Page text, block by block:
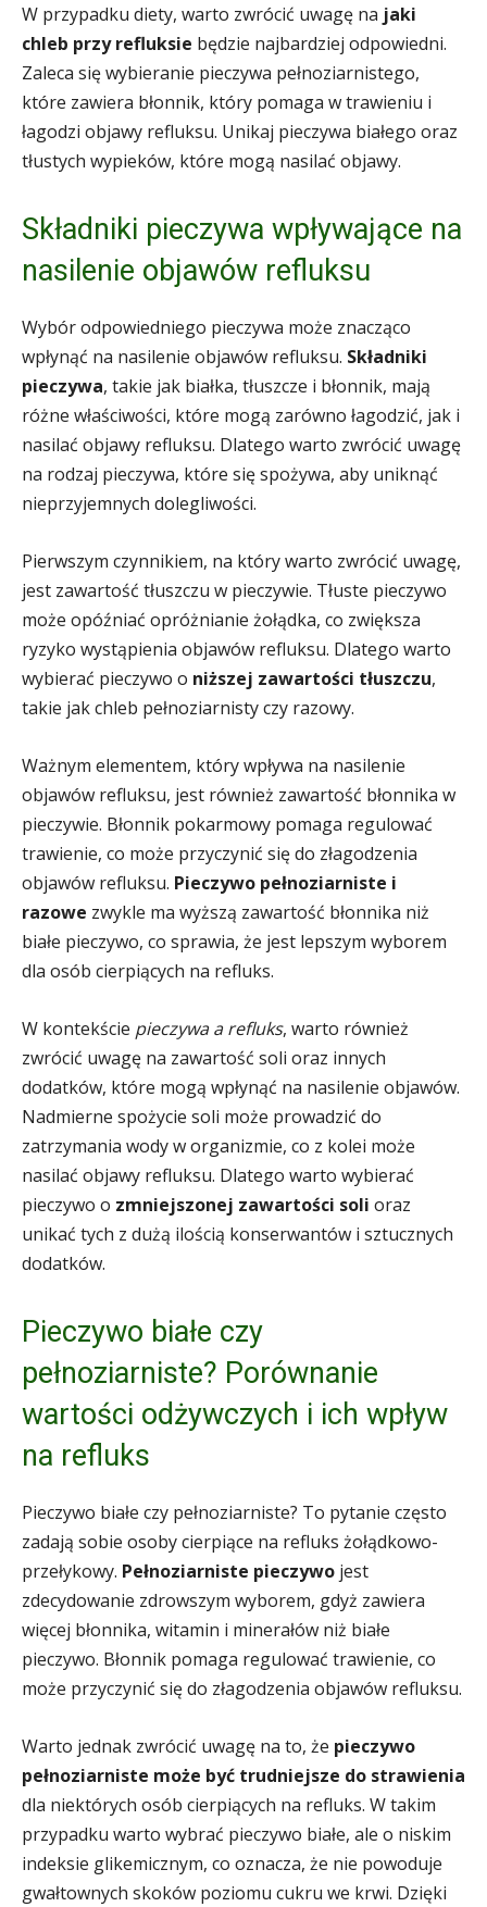
W przypadku diety, warto zwrócić uwagę na jaki
chleb przy refluksie będzie najbardziej odpowiedni.
Zaleca się wybieranie pieczywa pełnoziarnistego,
które zawiera błonnik, który pomaga w trawieniu i
łagodzi objawy refluksu. Unikaj pieczywa białego oraz
tłustych wypieków, które mogą nasilać objawy.
Składniki pieczywa wpływające na
nasilenie objawów refluksu
Wybór odpowiedniego pieczywa może znacząco
wpłynąć na nasilenie objawów refluksu. Składniki
pieczywa, takie jak białka, tłuszcze i błonnik, mają
różne właściwości, które mogą zarówno łagodzić, jak i
nasilać objawy refluksu. Dlatego warto zwrócić uwagę
na rodzaj pieczywa, które się spożywa, aby uniknąć
nieprzyjemnych dolegliwości.
Pierwszym czynnikiem, na który warto zwrócić uwagę,
jest zawartość tłuszczu w pieczywie. Tłuste pieczywo
może opóźniać opróżnianie żołądka, co zwiększa
ryzyko wystąpienia objawów refluksu. Dlatego warto
wybierać pieczywo o niższej zawartości tłuszczu,
takie jak chleb pełnoziarnisty czy razowy.
Ważnym elementem, który wpływa na nasilenie
objawów refluksu, jest również zawartość błonnika w
pieczywie. Błonnik pokarmowy pomaga regulować
trawienie, co może przyczynić się do złagodzenia
objawów refluksu. Pieczywo pełnoziarniste i
razowe zwykle ma wyższą zawartość błonnika niż
białe pieczywo, co sprawia, że jest lepszym wyborem
dla osób cierpiących na refluks.
W kontekście pieczywa a refluks, warto również
zwrócić uwagę na zawartość soli oraz innych
dodatków, które mogą wpłynąć na nasilenie objawów.
Nadmierne spożycie soli może prowadzić do
zatrzymania wody w organizmie, co z kolei może
nasilać objawy refluksu. Dlatego warto wybierać
pieczywo o zmniejszonej zawartości soli oraz
unikać tych z dużą ilością konserwantów i sztucznych
dodatków.
Pieczywo białe czy
pełnoziarniste? Porównanie
wartości odżywczych i ich wpływ
na refluks
Pieczywo białe czy pełnoziarniste? To pytanie często
zadają sobie osoby cierpiące na refluks żołądkowo-
przełykowy. Pełnoziarniste pieczywo jest
zdecydowanie zdrowszym wyborem, gdyż zawiera
więcej błonnika, witamin i minerałów niż białe
pieczywo. Błonnik pomaga regulować trawienie, co
może przyczynić się do złagodzenia objawów refluksu.
Warto jednak zwrócić uwagę na to, że pieczywo
pełnoziarniste może być trudniejsze do strawienia
dla niektórych osób cierpiących na refluks. W takim
przypadku warto wybrać pieczywo białe, ale o niskim
indeksie glikemicznym, co oznacza, że nie powoduje
gwałtownych skoków poziomu cukru we krwi. Dzięki